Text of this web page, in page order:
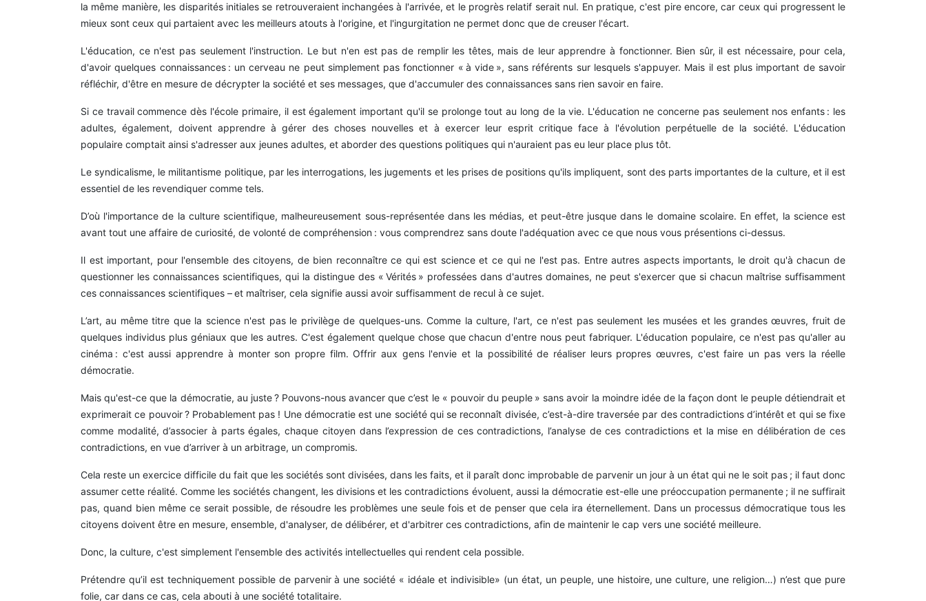
la même manière, les disparités initiales se retrouveraient inchangées à l'arrivée, et le progrès relatif serait nul. En pratique, c'est pire encore, car ceux qui progressent le
mieux sont ceux qui partaient avec les meilleurs atouts à l'origine, et l'ingurgitation ne permet donc que de creuser l'écart.
L'éducation, ce n'est pas seulement l'instruction. Le but n'en est pas de remplir les têtes, mais de leur apprendre à fonctionner. Bien sûr, il est nécessaire, pour cela,
d'avoir quelques connaissances : un cerveau ne peut simplement pas fonctionner « à vide », sans référents sur lesquels s'appuyer. Mais il est plus important de savoir
réfléchir, d'être en mesure de décrypter la société et ses messages, que d'accumuler des connaissances sans rien savoir en faire.
Si ce travail commence dès l'école primaire, il est également important qu'il se prolonge tout au long de la vie. L'éducation ne concerne pas seulement nos enfants : les
adultes, également, doivent apprendre à gérer des choses nouvelles et à exercer leur esprit critique face à l'évolution perpétuelle de la société. L'éducation
populaire comptait ainsi s'adresser aux jeunes adultes, et aborder des questions politiques qui n'auraient pas eu leur place plus tôt.
Le syndicalisme, le militantisme politique, par les interrogations, les jugements et les prises de positions qu'ils impliquent, sont des parts importantes de la culture, et il est
essentiel de les revendiquer comme tels.
D’où l'importance de la culture scientifique, malheureusement sous-représentée dans les médias, et peut-être jusque dans le domaine scolaire. En effet, la science est
avant tout une affaire de curiosité, de volonté de compréhension : vous comprendrez sans doute l'adéquation avec ce que nous vous présentions ci-dessus.
Il est important, pour l'ensemble des citoyens, de bien reconnaître ce qui est science et ce qui ne l'est pas. Entre autres aspects importants, le droit qu'à chacun de
questionner les connaissances scientifiques, qui la distingue des « Vérités » professées dans d'autres domaines, ne peut s'exercer que si chacun maîtrise suffisamment
ces connaissances scientifiques – et maîtriser, cela signifie aussi avoir suffisamment de recul à ce sujet.
L’art, au même titre que la science n'est pas le privilège de quelques-uns. Comme la culture, l'art, ce n'est pas seulement les musées et les grandes œuvres, fruit de
quelques individus plus géniaux que les autres. C'est également quelque chose que chacun d'entre nous peut fabriquer. L'éducation populaire, ce n'est pas qu'aller au
cinéma : c'est aussi apprendre à monter son propre film. Offrir aux gens l'envie et la possibilité de réaliser leurs propres œuvres, c'est faire un pas vers la réelle
démocratie.
Mais qu'est-ce que la démocratie, au juste ? Pouvons-nous avancer que c’est le « pouvoir du peuple » sans avoir la moindre idée de la façon dont le peuple détiendrait et
exprimerait ce pouvoir ? Probablement pas ! Une démocratie est une société qui se reconnaît divisée, c’est-à-dire traversée par des contradictions d’intérêt et qui se fixe
comme modalité, d’associer à parts égales, chaque citoyen dans l’expression de ces contradictions, l’analyse de ces contradictions et la mise en délibération de ces
contradictions, en vue d’arriver à un arbitrage, un compromis.
Cela reste un exercice difficile du fait que les sociétés sont divisées, dans les faits, et il paraît donc improbable de parvenir un jour à un état qui ne le soit pas ; il faut donc
assumer cette réalité. Comme les sociétés changent, les divisions et les contradictions évoluent, aussi la démocratie est-elle une préoccupation permanente ; il ne suffirait
pas, quand bien même ce serait possible, de résoudre les problèmes une seule fois et de penser que cela ira éternellement. Dans un processus démocratique tous les
citoyens doivent être en mesure, ensemble, d'analyser, de délibérer, et d'arbitrer ces contradictions, afin de maintenir le cap vers une société meilleure.
Donc, la culture, c'est simplement l'ensemble des activités intellectuelles qui rendent cela possible.
Prétendre qu’il est techniquement possible de parvenir à une société « idéale et indivisible» (un état, un peuple, une histoire, une culture, une religion…) n’est que pure
folie, car dans ce cas, cela abouti à une société totalitaire.